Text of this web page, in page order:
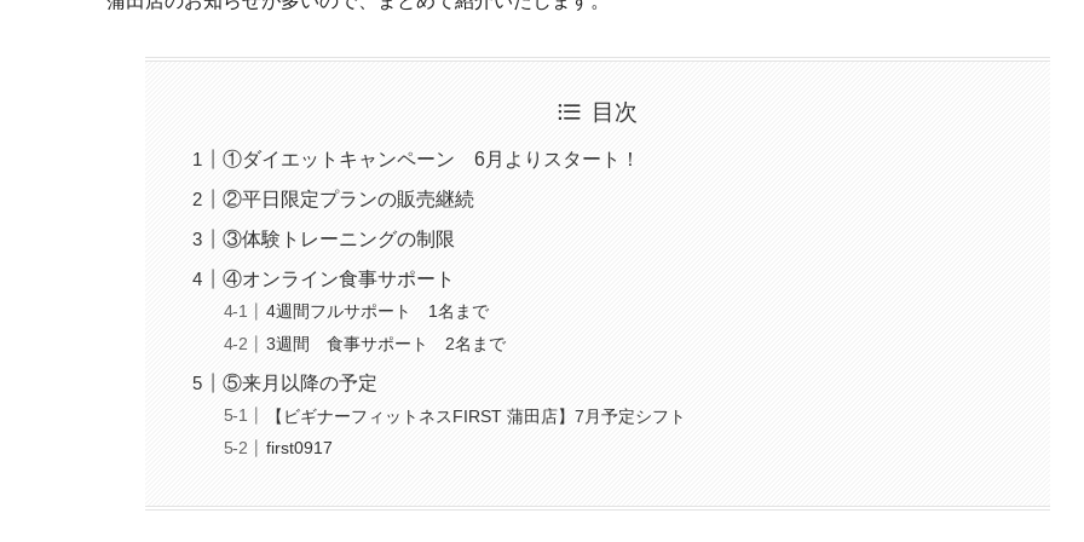
目次
①ダイエットキャンペーン 6月よりスタート！
②平日限定プランの販売継続
③体験トレーニングの制限
④オンライン食事サポート
4週間フルサポート 1名まで
3週間 食事サポート 2名まで
⑤来月以降の予定
【ビギナーフィットネスFIRST 蒲田店】7月予定シフト
first0917